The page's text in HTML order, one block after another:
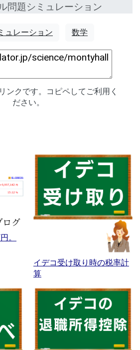
問題シミュレーション
ュレーション 数学
ンクです。コピペしてご利用く
ださい。
。
イデコ受け取り時の税率計
算